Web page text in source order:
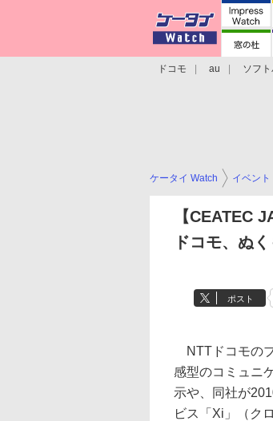
ドコモ au ソフ
ケータイ Watch イベント
【CEATEC
ドコモ、ぬ
ポスト
NTTドコモの
感型のコミュニ
示や、同社が
ビス「Xi」（ク